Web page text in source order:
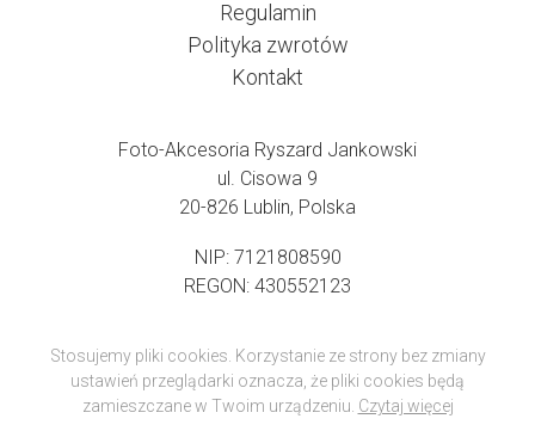
Regulamin
Polityka zwrotów
Kontakt
Foto-Akcesoria Ryszard Jankowski
ul. Cisowa 9
20-826 Lublin, Polska
NIP: 7121808590
REGON: 430552123
Stosujemy pliki cookies. Korzystanie ze strony bez zmiany
ustawień przeglądarki oznacza, że pliki cookies będą
zamieszczane w Twoim urządzeniu. Czytaj więcej